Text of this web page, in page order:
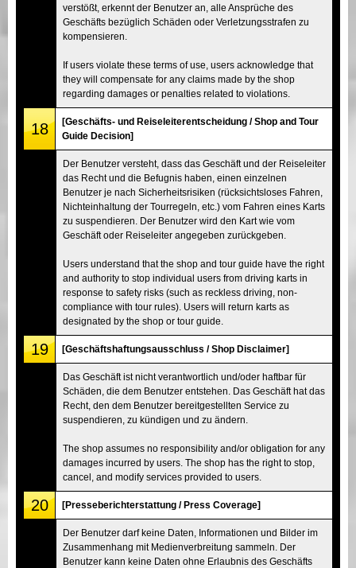
verstößt, erkennt der Benutzer an, alle Ansprüche des
Geschäfts bezüglich Schäden oder Verletzungsstrafen zu
kompensieren.
If users violate these terms of use, users acknowledge that
they will compensate for any claims made by the shop
regarding damages or penalties related to violations.
18
[Geschäfts- und Reiseleiterentscheidung / Shop and Tour
Guide Decision]
Der Benutzer versteht, dass das Geschäft und der Reiseleiter
das Recht und die Befugnis haben, einen einzelnen
Benutzer je nach Sicherheitsrisiken (rücksichtsloses Fahren,
Nichteinhaltung der Tourregeln, etc.) vom Fahren eines Karts
zu suspendieren. Der Benutzer wird den Kart wie vom
Geschäft oder Reiseleiter angegeben zurückgeben.
Users understand that the shop and tour guide have the right
and authority to stop individual users from driving karts in
response to safety risks (such as reckless driving, non-
compliance with tour rules). Users will return karts as
designated by the shop or tour guide.
19 [Geschäftshaftungsausschluss / Shop Disclaimer]
Das Geschäft ist nicht verantwortlich und/oder haftbar für
Schäden, die dem Benutzer entstehen. Das Geschäft hat das
Recht, den dem Benutzer bereitgestellten Service zu
suspendieren, zu kündigen und zu ändern.
The shop assumes no responsibility and/or obligation for any
damages incurred by users. The shop has the right to stop,
cancel, and modify services provided to users.
20 [Presseberichterstattung / Press Coverage]
Der Benutzer darf keine Daten, Informationen und Bilder im
Zusammenhang mit Medienverbreitung sammeln. Der
Benutzer kann keine Daten ohne Erlaubnis des Geschäfts